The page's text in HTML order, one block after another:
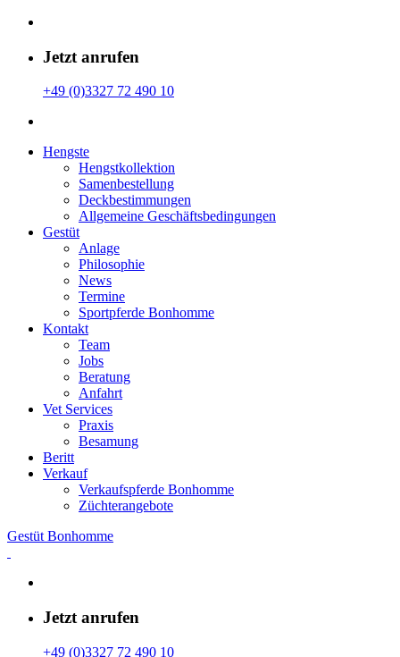
Jetzt anrufen
+49 (0)3327 72 490 10
Hengste
Hengstkollektion
Samenbestellung
Deckbestimmungen
Allgemeine Geschäfts­bedingungen
Gestüt
Anlage
Philosophie
News
Termine
Sportpferde Bonhomme
Kontakt
Team
Jobs
Beratung
Anfahrt
Vet Services
Praxis
Besamung
Beritt
Verkauf
Verkaufspferde Bonhomme
Züchterangebote
Gestüt Bonhomme
Jetzt anrufen
+49 (0)3327 72 490 10